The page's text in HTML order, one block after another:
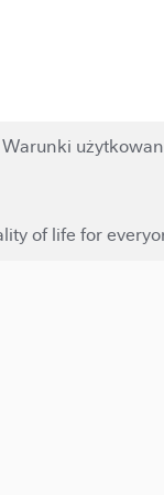
Warunki
of life for